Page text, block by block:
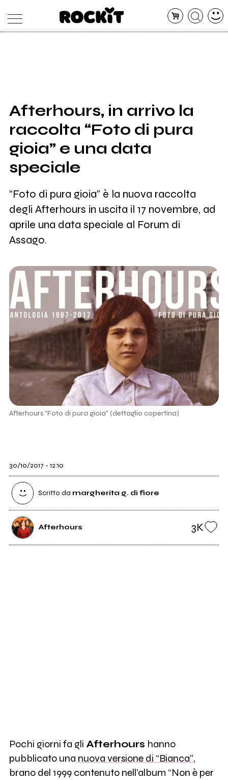
SHOP
RADIO
Afterhours, in arrivo la
raccolta “Foto di pura
gioia” e una data
speciale
“Foto di pura gioia” è la nuova raccolta
degli Afterhours in uscita il 17 novembre, ad
aprile una data speciale al Forum di
Assago.
Afterhours "Foto di pura gioia" (dettaglio copertina)
30/10/2017 - 12:10
Scritto da margherita g. di fiore
Afterhours 3K
Pochi giorni fa gli Afterhours hanno
pubblicato una nuova versione di “Bianca”,
brano del 1999 contenuto nell’album “Non è per